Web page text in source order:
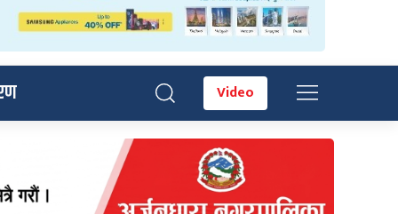
Video